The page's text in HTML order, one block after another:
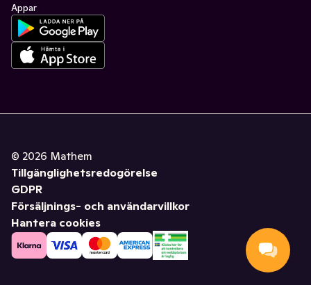
Appar
© 2026 Mathem
Tillgänglighetsredogörelse
GDPR
Försäljnings- och användarvillkor
Hantera cookies